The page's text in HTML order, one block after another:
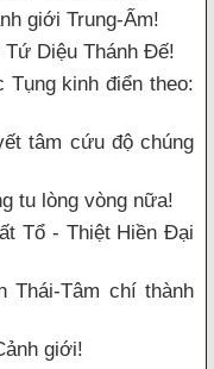
giới Trung-Ấm!
Diệu Thánh Đế!
kinh điển theo:
tâm cứu độ chúng
tu lòng vòng nữa!
Tổ - Thiệt Hiền Đại
Thái-Tâm chí thành
giới!